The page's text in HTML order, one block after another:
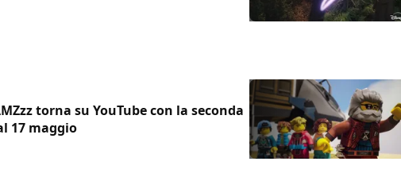
torna su YouTube con la seconda
17 maggio